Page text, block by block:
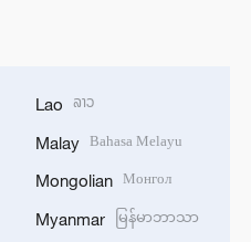
Lao ລາວ
Malay Bahasa Melayu
Mongolian Монгол
Myanmar မြန်မာဘာသာ